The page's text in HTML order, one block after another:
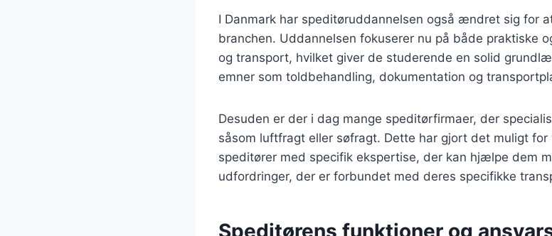
I Danmark har speditøruddannelsen også ændret sig for
branchen. Uddannelsen fokuserer nu på både praktiske
og transport, hvilket giver de studerende en solid
emner som toldbehandling, dokumentation og
Desuden er der i dag mange speditørfirmaer, der
såsom luftfragt eller søfragt. Dette har gjort det muligt
speditører med specifik ekspertise, der kan hjælpe dem
udfordringer, der er forbundet med deres specifikke
Speditørens funktioner og